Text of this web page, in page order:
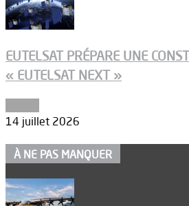
EUTELSAT PRÉPARE UNE
« EUTELSAT NEXT »
14 juillet 2026
À NE PAS MANQUER